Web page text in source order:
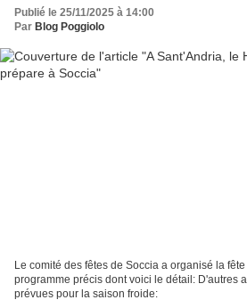
Publié le 25/11/2025 à 14:00
Par Blog Poggiolo
Le comité des fêtes de Soccia a organisé la
programme précis dont voici le détail: D'autres
prévues pour la saison froide: